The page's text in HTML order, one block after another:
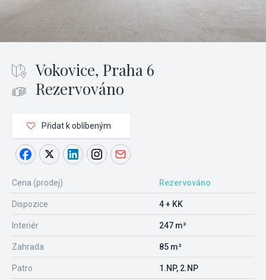
Vokovice, Praha 6
Rezervováno
Přidat k oblíbeným
Cena (prodej) Rezervováno
Dispozice 4 + KK
Interiér 247 m²
Zahrada 85 m²
Patro 1.NP, 2.NP